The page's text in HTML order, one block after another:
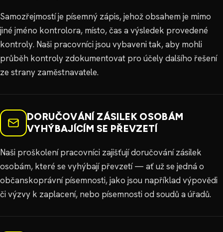
Samozřejmostí je písemný zápis, jehož obsahem je mimo
jiné jméno kontrolora, místo, čas a výsledek provedené
kontroly. Naši pracovníci jsou vybaveni tak, aby mohli
průběh kontroly zdokumentovat pro účely dalšího řešení
ze strany zaměstnavatele.
DORUČOVÁNÍ ZÁSILEK OSOBÁM
VYHÝBAJÍCÍM SE PŘEVZETÍ
Naši proškolení pracovníci zajišťují doručování zásilek
osobám, které se vyhýbají převzetí — ať už se jedná o
občanskoprávní písemnosti, jako jsou například výpovědi
či výzvy k zaplacení, nebo písemnosti od soudů a úřadů.